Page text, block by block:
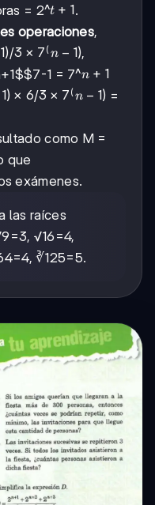
= 2^t+1
t + 1.
operaciones,
1)/3×7^(n-
1)
3 × 7 (n − 1),
1 = 7^n+1
n + 1
1) × 6/3×7^(n-
3 × 7 (n − 1) =
como M =
que
exámenes.
las raíces
√16=4,
∛125=5.